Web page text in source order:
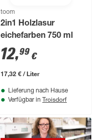
toom
2in1 Holzlasur
eichefarben 750 ml
12,99 €
17,32 € / Liter
Lieferung nach Hause
Verfügbar in Troisdorf